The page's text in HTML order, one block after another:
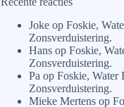
Joke opFoskie,
Zonsverduistering.
Hans opFoskie,
Zonsverduistering.
Pa opFoskie, Water
Zonsverduistering.
Mieke Mertens op